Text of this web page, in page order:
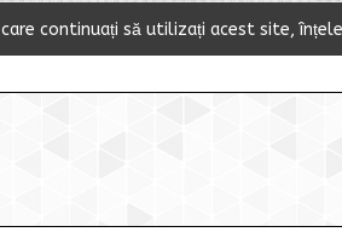
continuați să utilizați acest site,înț